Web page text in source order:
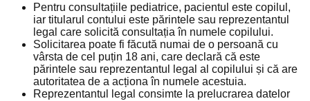
Pentru consultațiile pediatrice, pacientul este copilul,
iar titularul contului este părintele sau reprezentantul
legal care solicită consultația în numele copilului.
Solicitarea poate fi făcută numai de o persoană cu
vârsta de cel puțin 18 ani, care declară că este
părintele sau reprezentantul legal al copilului și că are
autoritatea de a acționa în numele acestuia.
Reprezentantul legal consimte la prelucrarea datelor